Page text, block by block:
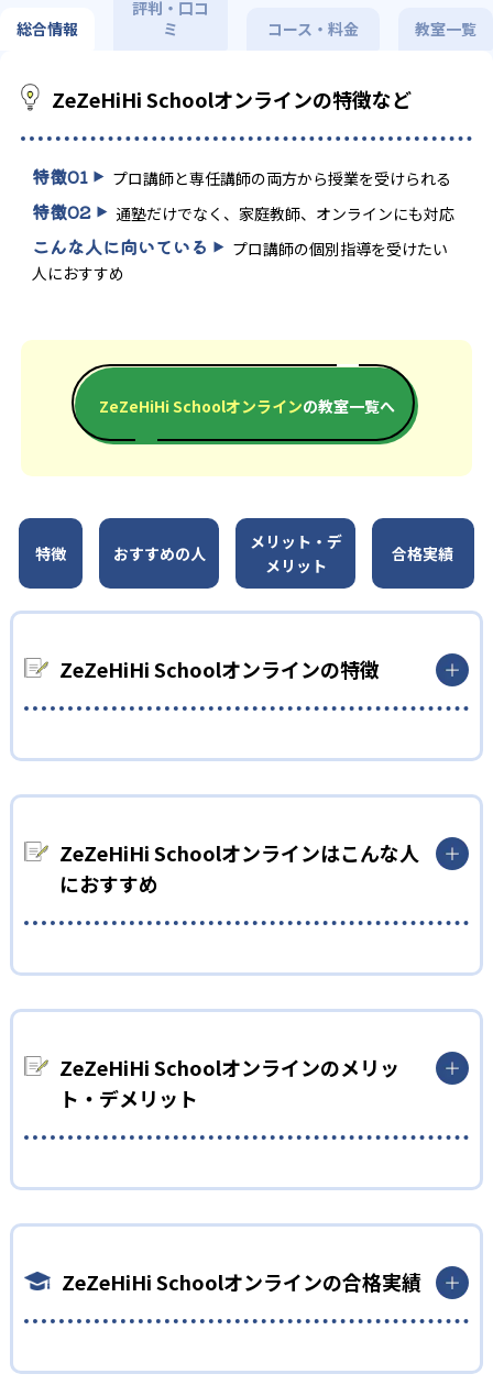
総合情報
評判・口コ
ミ
コース・料金 教室一覧
ZeZeHiHi Schoolオンラインの特徴など
特徴01 プロ講師と専任講師の両方から授業を受けられる
特徴02 通塾だけでなく、家庭教師、オンラインにも対応
こんな人に向いている
プロ講師の個別指導を受けたい
人におすすめ
ZeZeHiHi Schoolオンラインの教室一覧へ
特徴 おすすめの人
メリット・デ
メリット
合格実績
ZeZeHiHi Schoolオンラインの特徴
ZeZeHiHiSchoolでは、プロ講師×専任講師のハイブリッド個別
ロ講師の個別指導も、ハイブリッド個別指導により費用を抑え
て受講可能。
ZeZeHiHi Schoolオンラインはこんな人
におすすめ
ZeZeHiHi Schoolオンラインのメリッ
ト・デメリット
どんなデメリットがある？
ZeZeHiHi Schoolオンラインの合格実績